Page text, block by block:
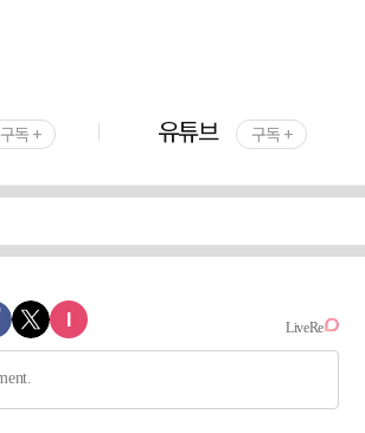
구독 + 유튜브 구독 +